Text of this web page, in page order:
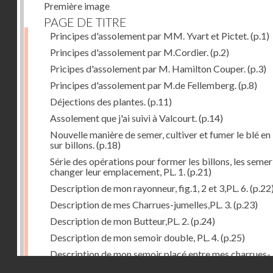
Première image
PAGE DE TITRE
Principes d'assolement par MM. Yvart et Pictet. (p.1)
Principes d'assolement par M.Cordier. (p.2)
Pricipes d'assolement par M. Hamilton Couper. (p.3)
Principes d'assolement par M.de Fellemberg. (p.8)
Déjections des plantes. (p.11)
Assolement que j'ai suivi à Valcourt. (p.14)
Nouvelle manière de semer, cultiver et fumer le blé en
sur billons. (p.18)
Série des opérations pour former les billons, les
changer leur emplacement, PL. 1. (p.21)
Description de mon rayonneur, fig.1, 2 et 3,PL. 6.
Description de mes Charrues-jumelles,PL. 3. (p.23)
Description de mon Butteur,PL. 2. (p.24)
Description de mon semoir double, PL. 4. (p.25)
Description de mon semoir placé entre mes charrues-